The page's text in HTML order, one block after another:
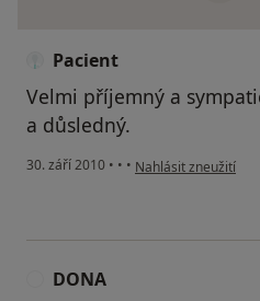
Pacient
Velmi příjemný a
a důsledný.
30. září 2010 • • • podle názoru
Nahlásit zneužití
DONA